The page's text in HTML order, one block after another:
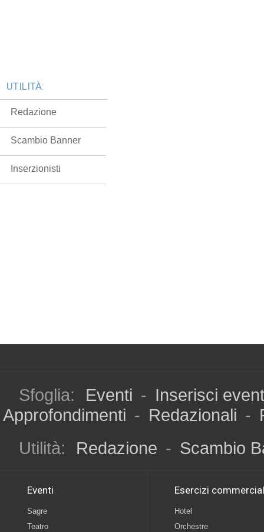
UTILITÀ:
Redazione
Scambio Banner
Inserzionisti
Sfoglia: Eventi - Inserisci
Approfondimenti - Redazionali -
Utilità:
Redazione - Scambio
Eventi
Sagre
Teatro
Esercizi
Hotel
Orchestre